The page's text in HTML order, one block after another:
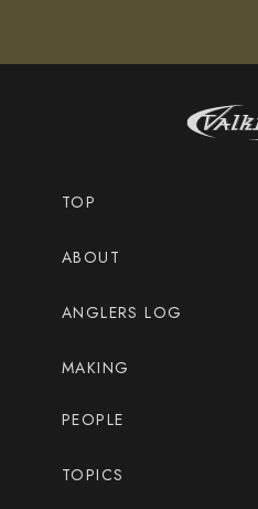
TOP
ABOUT
ANGLERS LOG
MAKING
PEOPLE
TOPICS